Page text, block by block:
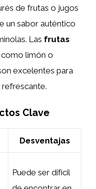
de frutas o jugos
un sabor auténtico
Las frutas
como limón o
excelentes para
Clave
Desventajas
Puede ser difícil